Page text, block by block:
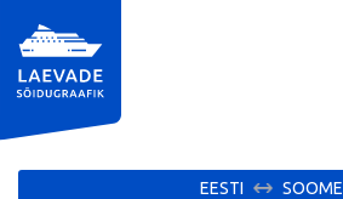
EESTI SOOME